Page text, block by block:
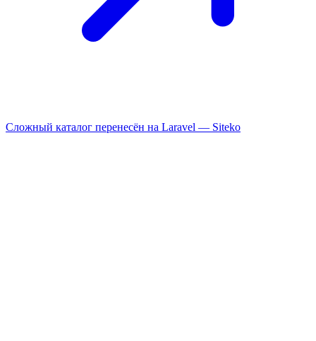
Сложный каталог перенесён на Laravel — Siteko